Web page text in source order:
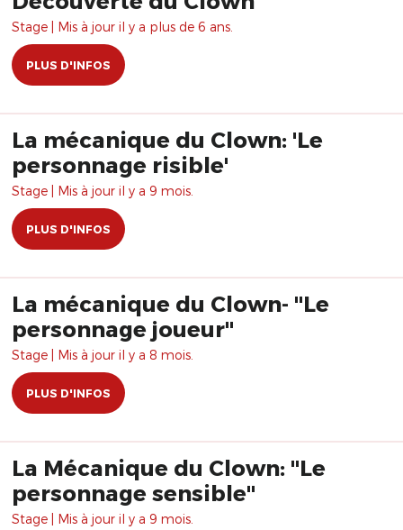
Stage | Mis à jour il y a plus de 6 ans.
PLUS D'INFOS
La mécanique du Clown: 'Le
personnage risible'
Stage | Mis à jour il y a 9 mois.
PLUS D'INFOS
La mécanique du Clown- "Le
personnage joueur"
Stage | Mis à jour il y a 8 mois.
PLUS D'INFOS
La Mécanique du Clown: "Le
personnage sensible"
Stage | Mis à jour il y a 9 mois.